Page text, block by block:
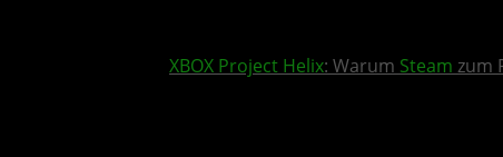
XBOX Project Helix: Warum Steam zum